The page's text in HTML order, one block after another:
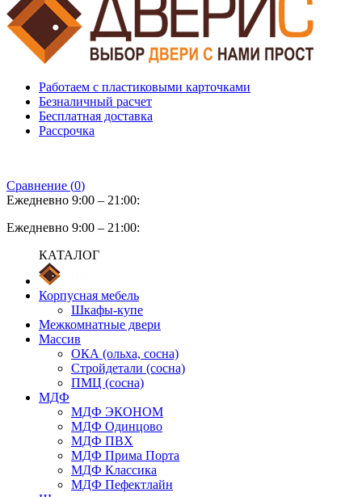
Работаем с пластиковыми карточками
Безналичный расчет
Бесплатная доставка
Рассрочка
Сравнение (0)
Ежедневно 9:00 – 21:00:
Ежедневно 9:00 – 21:00:
КАТАЛОГ
Корпусная мебель
Шкафы-купе
Межкомнатные двери
Массив
ОКА (ольха, сосна)
Стройдетали (сосна)
ПМЦ (сосна)
МДФ
МДФ ЭКОНОМ
МДФ Одинцово
МДФ ПВХ
МДФ Прима Порта
МДФ Классика
МДФ Пефектлайн